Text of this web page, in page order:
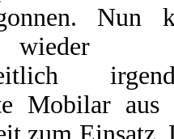
Nun
Mobilar aus